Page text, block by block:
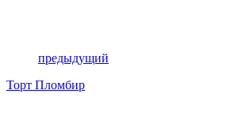
предыдущий
Торт Пломбир